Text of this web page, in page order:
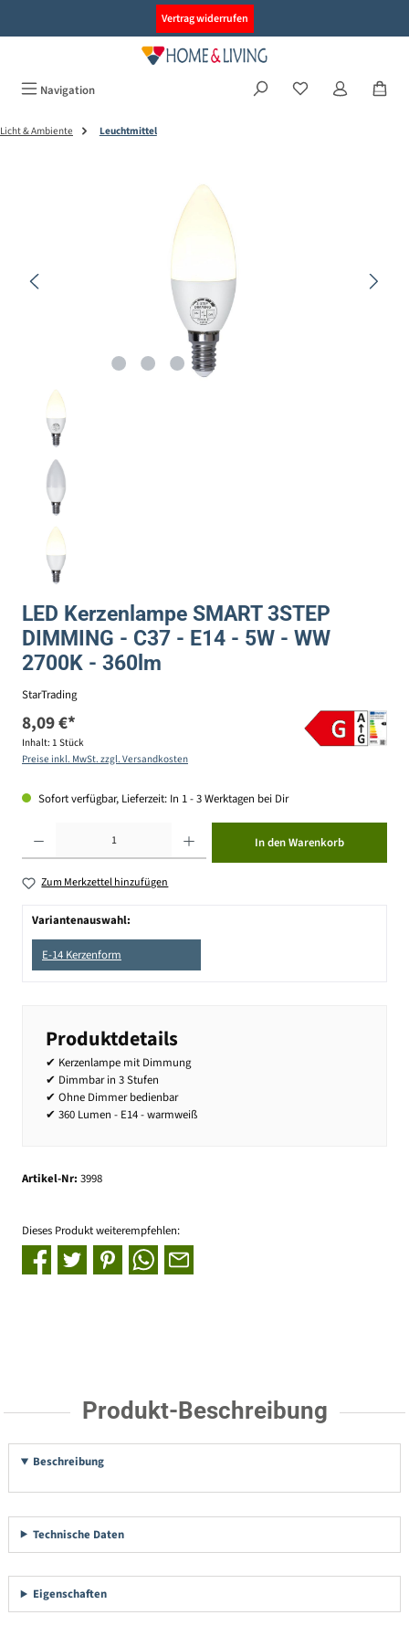
Vertrag widerrufen
Navigation
Licht & Ambiente Leuchtmittel
LED Kerzenlampe SMART 3STEP
DIMMING - C37 - E14 - 5W - WW
2700K - 360lm
StarTrading
8,09 €*
Inhalt: 1 Stück
Preise inkl. MwSt. zzgl. Versandkosten
Sofort verfügbar, Lieferzeit: In 1 - 3 Werktagen bei Dir
In den Warenkorb
Zum Merkzettel hinzufügen
Variantenauswahl:
E-14 Kerzenform
Produktdetails
✔ Kerzenlampe mit Dimmung
✔ Dimmbar in 3 Stufen
✔ Ohne Dimmer bedienbar
✔ 360 Lumen - E14 - warmweiß
Artikel-Nr: 3998
Dieses Produkt weiterempfehlen:
Produkt-Beschreibung
Beschreibung
Technische Daten
Eigenschaften